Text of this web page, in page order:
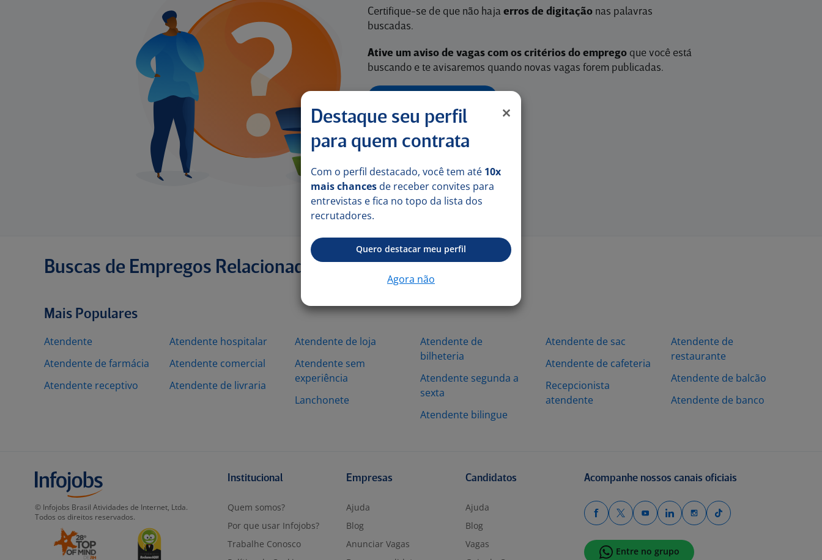
Certifique-se de que não haja erros de digitaçãonas palavras
buscadas.
Ative um aviso de vagas com os critérios do empregoque você está
buscando e te avisaremos quando novas vagas forem publicadas.
Buscas de Empregos Relacionadas
Mais Populares
Atendente
Atendente de farmácia
Atendente receptivo
Atendente hospitalar
Atendente comercial
Atendente de livraria
Atendente de loja
Atendente sem
experiência
Lanchonete
Atendente de
bilheteria
Atendente segunda a
sexta
Atendente bilingue
Atendente de sac
Atendente de cafeteria
Recepcionista
atendente
Atendente de
restaurante
Atendente de balcão
Atendente de banco
Destaque seu perfil
para quem contrata
Com o perfil destacado, você tem até 10x
mais chances de receber convites para
entrevistas e fica no topo da lista dos
recrutadores.
Quero destacar meu perfil
Agora não
© Infojobs Brasil Atividades de Internet, Ltda.
Todos os direitos reservados.
Institucional
Quem somos?
Por que usar Infojobs?
Trabalhe Conosco
Empresas
Ajuda
Blog
Anunciar Vagas
Candidatos
Ajuda
Blog
Vagas
Acompanhe nossos canais oficiais
Entre no grupo